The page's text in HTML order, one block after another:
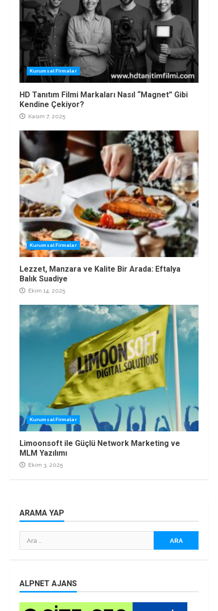
Kurumsal Firmalar
HD Tanıtım Filmi Markaları Nasıl “Magnet” Gibi
Kendine Çekiyor?
Kasım 7, 2025
Kurumsal Firmalar
Lezzet, Manzara ve Kalite Bir Arada: Eftalya
Balık Suadiye
Ekim 14, 2025
Kurumsal Firmalar
Limoonsoft ile Güçlü Network Marketing ve
MLM Yazılımı
Ekim 3, 2025
ARAMA YAP
Arama:
ALPNET AJANS